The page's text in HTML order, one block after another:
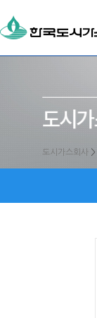
도시가스회사 >